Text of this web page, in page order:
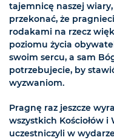
tajemnicę naszej
przekonać, że
rodakami na rzecz
poziomu życia
swoim sercu, a sam
potrzebujecie, by
wyzwaniom.
Pragnę raz jeszcze
wszystkich Kościołów
uczestniczyli w